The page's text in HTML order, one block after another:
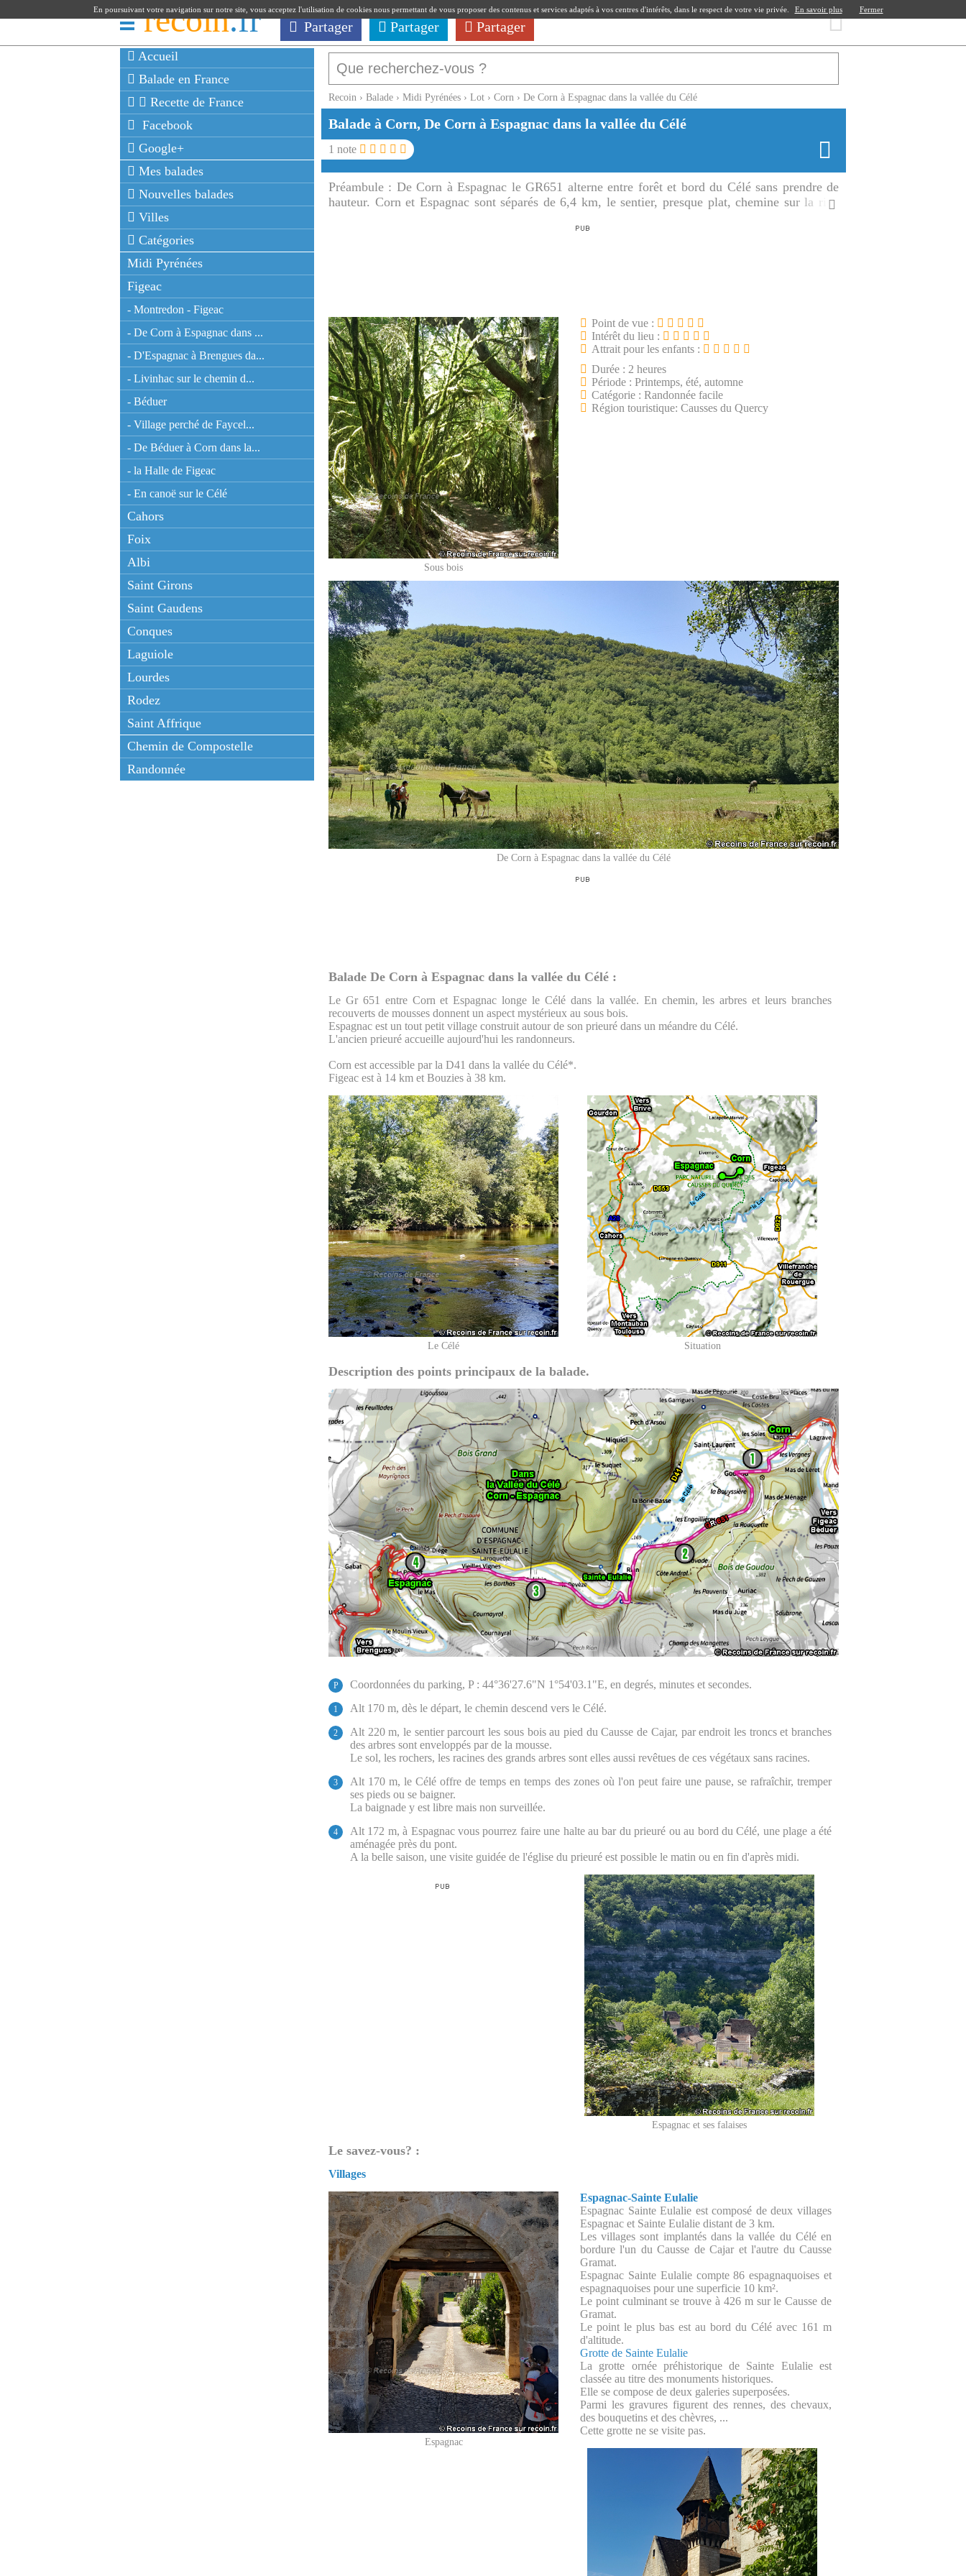
recoin.fr Partager Partager Partager
Accueil
Balade en France
Recette de France
Facebook
Google+
Mes balades
Nouvelles balades
Villes
Catégories
Midi Pyrénées
Figeac
- Montredon - Figeac
- De Corn à Espagnac dans ...
- D'Espagnac à Brengues da...
- Livinhac sur le chemin d...
- Béduer
- Village perché de Faycel...
- De Béduer à Corn dans la...
- la Halle de Figeac
- En canoë sur le Célé
Cahors
Foix
Albi
Saint Girons
Saint Gaudens
Conques
Laguiole
Lourdes
Rodez
Saint Affrique
Chemin de Compostelle
Randonnée
Recoin › Balade › Midi Pyrénées › Lot › Corn › De Corn à Espagnac dans la vallée du Célé
Balade à Corn, De Corn à Espagnac dans la vallée du Célé
1 note
Préambule : De Corn à Espagnac le GR651 alterne entre forêt et bord du Célé sans prendre de
hauteur. Corn et Espagnac sont séparés de 6,4 km, le sentier, presque plat, chemine sur la rive
Sous bois
Point de vue :
Intérêt du lieu :
Attrait pour les enfants :
Durée : 2 heures
Période : Printemps, été, automne
Catégorie : Randonnée facile
Région touristique: Causses du Quercy
De Corn à Espagnac dans la vallée du Célé
Balade De Corn à Espagnac dans la vallée du Célé :
Le Gr 651 entre Corn et Espagnac longe le Célé dans la vallée. En chemin, les arbres et leurs branches
recouverts de mousses donnent un aspect mystérieux au sous bois.
Espagnac est un tout petit village construit autour de son prieuré dans un méandre du Célé.
L'ancien prieuré accueille aujourd'hui les randonneurs.
Corn est accessible par la D41 dans la vallée du Célé*.
Figeac est à 14 km et Bouzies à 38 km.
Le Célé Situation
Description des points principaux de la balade.
P Coordonnées du parking, P : 44°36'27.6"N 1°54'03.1"E, en degrés, minutes et secondes.
1 Alt 170 m, dès le départ, le chemin descend vers le Célé.
2
Alt 220 m, le sentier parcourt les sous bois au pied du Causse de Cajar, par endroit les troncs et branches
des arbres sont enveloppés par de la mousse.
Le sol, les rochers, les racines des grands arbres sont elles aussi revêtues de ces végétaux sans racines.
3
Alt 170 m, le Célé offre de temps en temps des zones où l'on peut faire une pause, se rafraîchir, tremper
ses pieds ou se baigner.
La baignade y est libre mais non surveillée.
4
Alt 172 m, à Espagnac vous pourrez faire une halte au bar du prieuré ou au bord du Célé, une plage a été
aménagée près du pont.
A la belle saison, une visite guidée de l'église du prieuré est possible le matin ou en fin d'après midi.
Espagnac et ses falaises
Le savez-vous? :
Villages
Espagnac
Espagnac-Sainte Eulalie
Espagnac Sainte Eulalie est composé de deux villages
Espagnac et Sainte Eulalie distant de 3 km.
Les villages sont implantés dans la vallée du Célé en
bordure l'un du Causse de Cajar et l'autre du Causse
Gramat.
Espagnac Sainte Eulalie compte 86 espagnaquoises et
espagnaquoises pour une superficie 10 km².
Le point culminant se trouve à 426 m sur le Causse de
Gramat.
Le point le plus bas est au bord du Célé avec 161 m
d'altitude.
Grotte de Sainte Eulalie
La grotte ornée préhistorique de Sainte Eulalie est
classée au titre des monuments historiques.
Elle se compose de deux galeries superposées.
Parmi les gravures figurent des rennes, des chevaux,
des bouquetins et des chèvres, ...
Cette grotte ne se visite pas.
En poursuivant votre navigation sur notre site, vous acceptez l'utilisation de cookies nous permettant de vous proposer des contenus et services adaptés à vos centres d'intérêts, dans le respect de votre vie privée. En savoir plus Fermer